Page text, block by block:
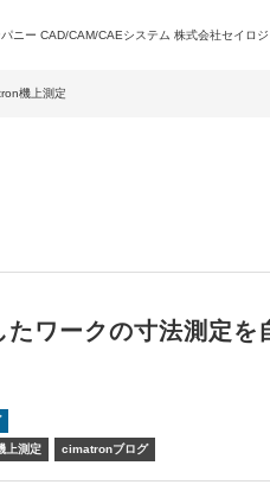
ニー CAD/CAM/CAEシステム 株式会社セイロジ
機上測定
たワークの寸法測定
上測定 cimatronブログ